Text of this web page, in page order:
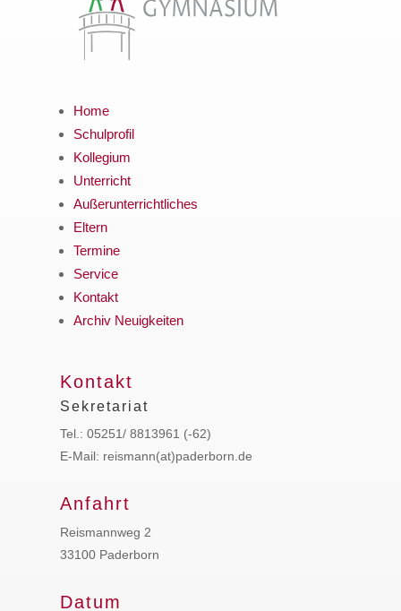
Home
Schulprofil
Kollegium
Unterricht
Außerunterrichtliches
Eltern
Termine
Service
Kontakt
Archiv Neuigkeiten
Kontakt
Sekretariat
Tel.: 05251/ 8813961 (-62)
E-Mail: reismann(at)paderborn.de
Anfahrt
Reismannweg 2
33100 Paderborn
Datum